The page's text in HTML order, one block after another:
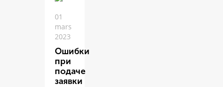
01
mars
2023
Ошибки
при
подаче
заявки